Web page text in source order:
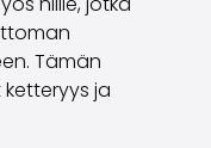
Tämän
ja